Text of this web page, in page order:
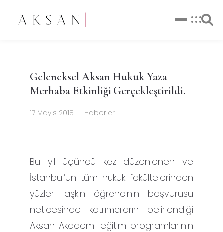
Geleneksel Aksan Hukuk Yaza
Merhaba Etkinliği Gerçekleştirildi.
17 Mayıs 2018 Haberler
Bu yıl üçüncü kez düzenlenen ve
İstanbul’un tüm hukuk fakültelerinden
yüzleri aşkın öğrencinin başvurusu
neticesinde katılımcıların belirlendiği
Aksan Akademi eğitim programlarının